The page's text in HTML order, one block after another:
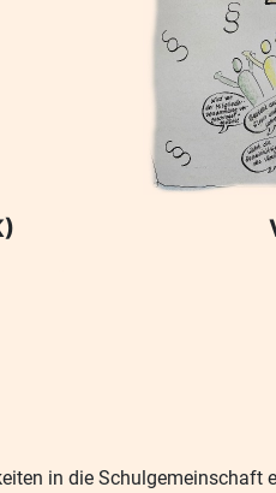
in die Schulgemeinschaft